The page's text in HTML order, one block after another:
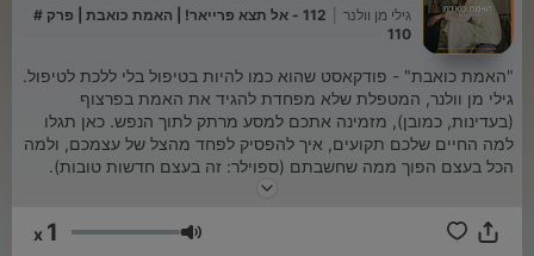
גילי מן וולנר
112 - אל תצא פרייאר! | האמת כואבת | פרק #
110
"האמת כואבת" - פודקאסט שהוא כמו להיות בטיפול בלי ללכת לטיפול.
גילי מן וולנר, המטפלת שלא מפחדת להגיד את האמת בפרצוף
(בעדינות, כמובן), מזמינה אתכם למסע מרתק לתוך הנפש. כאן תגלו
למה החיים שלכם תקועים, איך להפסיק לפחד מהצל של עצמכם, ולמה
הכל בעצם הפוך ממה שחשבתם (ספוילר: זה בעצם חדשות טובות).
מתאים לכל מי שמוכן לשמוע את האמת, גם אם היא קצת צורמת. אם
הגעתם למקום הנכון. בואו לגלות איך לחיות חיים מלאים, בריאים
עוצמת שמע 1